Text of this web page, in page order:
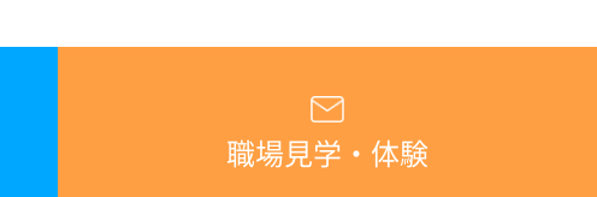
職場見学・体験